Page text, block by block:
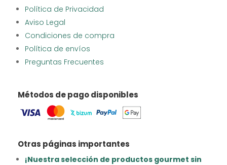
Política de Privacidad
Aviso Legal
Condiciones de compra
Política de envíos
Preguntas Frecuentes
Métodos de pago disponibles
Otras páginas importantes
¡Nuestra selección de productos gourmet sin